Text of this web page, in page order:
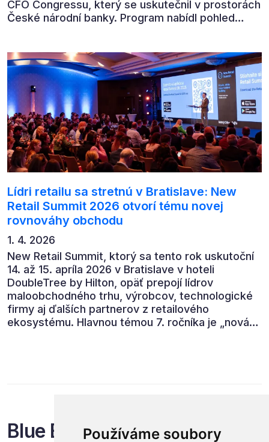
Používáme soubory
CFO Congressu, který se uskutečnil v prostorách
České národní banky. Program nabídl pohled
automatizaci, leadership i budoucnost role CFO.
Lídri retailu sa stretnú v Bratislave: New
Retail Summit 2026 otvorí tému novej
rovnováhy obchodu
1. 4. 2026
New Retail Summit, ktorý sa tento rok uskutoční
14. až 15. apríla 2026 v Bratislave v hoteli
DoubleTree by Hilton, opäť prepojí lídrov
maloobchodného trhu, výrobcov, technologické
firmy aj ďalších partnerov z retailového
ekosystému. Hlavnou témou 7. ročníka je „nová
Blue Events